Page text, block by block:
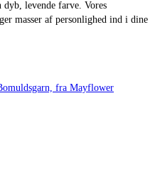
dyb, levende farve. Vores
masser af personlighed ind i dine